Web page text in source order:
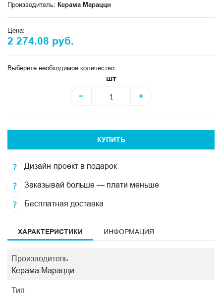
Производитель: Керама Марацци
Цена:
2 274.08 руб.
Выберите необходимое количество:
шт
−
+
КУПИТЬ
Дизайн-проект в подарок
Заказывай больше — плати меньше
Бесплатная доставка
ХАРАКТЕРИСТИКИ ИНФОРМАЦИЯ
Производитель
Керама Марацци
Тип